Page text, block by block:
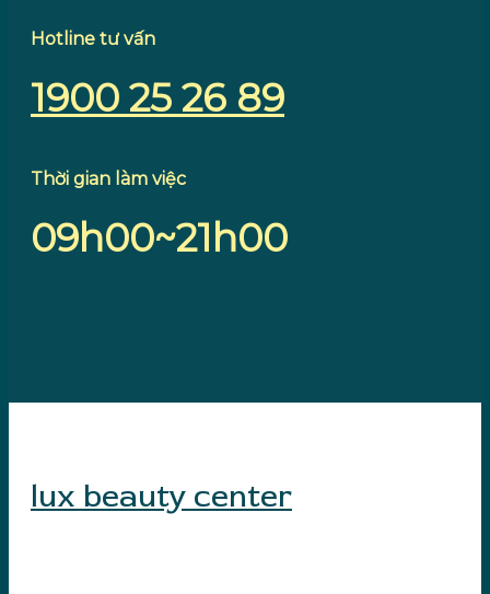
Hotline tư vấn
1900 25 26 89
Thời gian làm việc
09h00~21h00
lux beauty center